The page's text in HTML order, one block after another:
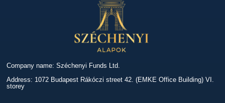
Company name: Széchenyi Funds Ltd.
Address: 1072 Budapest Rákóczi street 42. (EMKE Office Building) VI.
storey